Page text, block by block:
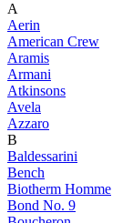
A
Aerin
American Crew
Aramis
Armani
Atkinsons
Avela
Azzaro
B
Baldessarini
Bench
Biotherm Homme
Bond No. 9